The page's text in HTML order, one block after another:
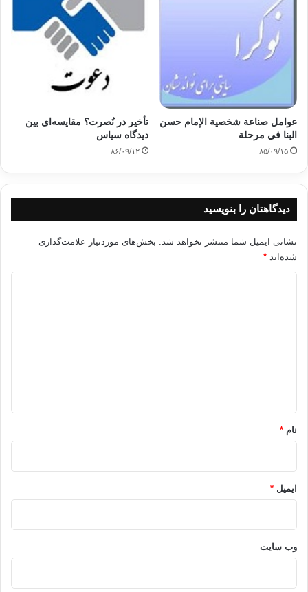
کپی آدرس
عوامل صناعة شخصية الإمام حسن
البنا في مرحلة
۸۵/۰۹/۱۵
تأخیر در نُصرت؟ مقایسه‌ای بین
دیدگاه سیاس
۸۶/۰۹/۱۲
دیدگاهتان را بنویسید
نشانی ایمیل شما منتشر نخواهد شد. بخش‌های موردنیاز علامت‌گذاری
شده‌اند *
نام *
ایمیل *
وب‌ سایت